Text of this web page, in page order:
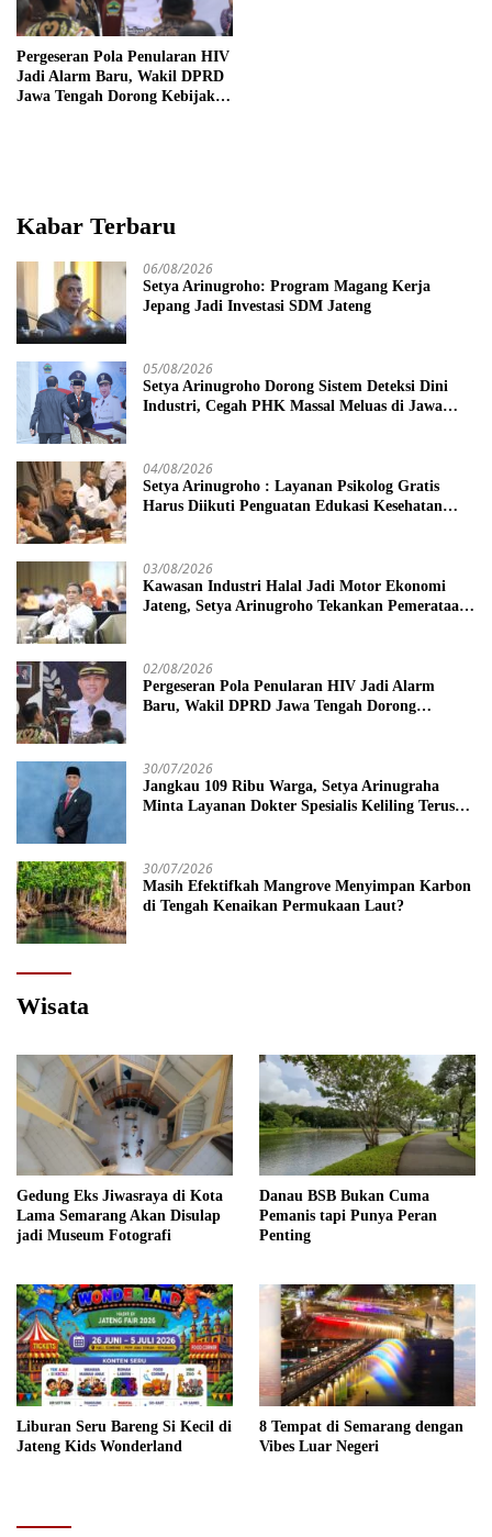
Pergeseran Pola Penularan HIV
Jadi Alarm Baru, Wakil DPRD
Jawa Tengah Dorong Kebijakan
Kabar Terbaru
06/08/2026
Setya Arinugroho: Program Magang Kerja
Jepang Jadi Investasi SDM Jateng
05/08/2026
Setya Arinugroho Dorong Sistem Deteksi Dini
Industri, Cegah PHK Massal Meluas di Jawa
04/08/2026
Setya Arinugroho : Layanan Psikolog Gratis
Harus Diikuti Penguatan Edukasi Kesehatan
03/08/2026
Kawasan Industri Halal Jadi Motor Ekonomi
Jateng, Setya Arinugroho Tekankan Pemerataan
02/08/2026
Pergeseran Pola Penularan HIV Jadi Alarm
Baru, Wakil DPRD Jawa Tengah Dorong
30/07/2026
Jangkau 109 Ribu Warga, Setya Arinugraha
Minta Layanan Dokter Spesialis Keliling Terus
30/07/2026
Masih Efektifkah Mangrove Menyimpan Karbon
di Tengah Kenaikan Permukaan Laut?
Wisata
Gedung Eks Jiwasraya di Kota
Lama Semarang Akan Disulap
jadi Museum Fotografi
Danau BSB Bukan Cuma
Pemanis tapi Punya Peran
Penting
Liburan Seru Bareng Si Kecil di
Jateng Kids Wonderland
8 Tempat di Semarang dengan
Vibes Luar Negeri